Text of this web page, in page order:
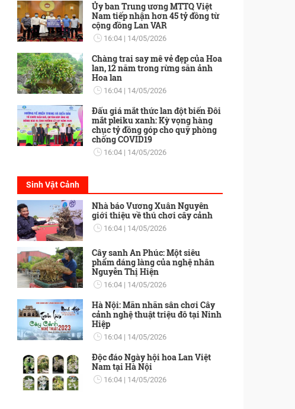
Ủy ban Trung ương MTTQ Việt
Nam tiếp nhận hơn 45 tỷ đồng từ
cộng đồng Lan VAR
16:04 14/05/2026
Chàng trai say mê vẻ đẹp của Hoa
lan, 12 năm trong rừng săn ảnh
Hoa lan
16:04 14/05/2026
Đấu giá mắt thức lan đột biến Đôi
mắt pleiku xanh: Kỳ vọng hàng
chục tỷ đồng góp cho quỹ phòng
chống COVID19
16:04 14/05/2026
Sinh Vật Cảnh
Nhà báo Vương Xuân Nguyên
giới thiệu về thú chơi cây cảnh
16:04 14/05/2026
Cây sanh An Phúc: Một siêu
phẩm dáng làng của nghệ nhân
Nguyễn Thị Hiện
16:04 14/05/2026
Hà Nội: Mãn nhãn sân chơi Cây
cảnh nghệ thuật triệu đô tại Ninh
Hiệp
16:04 14/05/2026
Độc đáo Ngày hội hoa Lan Việt
Nam tại Hà Nội
16:04 14/05/2026